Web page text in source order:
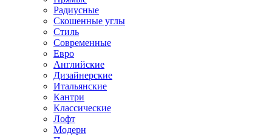
Радиусные
Скошенные углы
Стиль
Современные
Евро
Английские
Дизайнерские
Итальянские
Кантри
Классические
Лофт
Модерн